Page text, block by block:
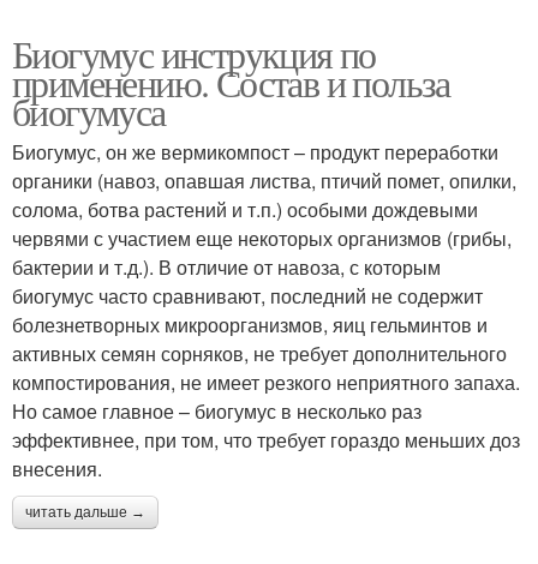
Биогумус инструкция по
применению. Состав и польза
биогумуса
Биогумус, он же вермикомпост – продукт переработки
органики (навоз, опавшая листва, птичий помет, опилки,
солома, ботва растений и т.п.) особыми дождевыми
червями с участием еще некоторых организмов (грибы,
бактерии и т.д.). В отличие от навоза, с которым
биогумус часто сравнивают, последний не содержит
болезнетворных микроорганизмов, яиц гельминтов и
активных семян сорняков, не требует дополнительного
компостирования, не имеет резкого неприятного запаха.
Но самое главное – биогумус в несколько раз
эффективнее, при том, что требует гораздо меньших доз
внесения.
читать дальше →